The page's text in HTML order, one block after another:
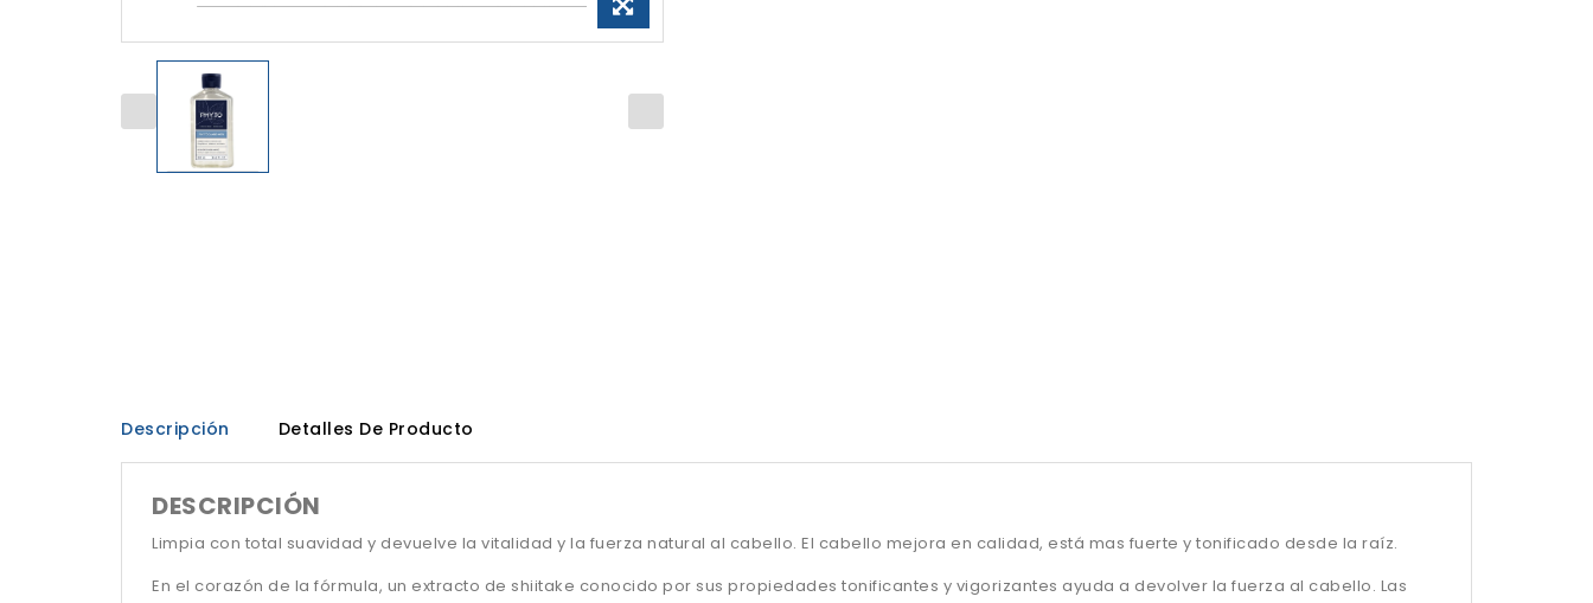
Descripción Detalles De Producto
DESCRIPCIÓN
Limpia con total suavidad y devuelve la vitalidad y la fuerza natural al cabello. El cabello mejora en calidad, está mas fuerte y tonificado desde la raíz.
En el corazón de la fórmula, un extracto de shiitake conocido por sus propiedades tonificantes y vigorizantes ayuda a devolver la fuerza al cabello. Las